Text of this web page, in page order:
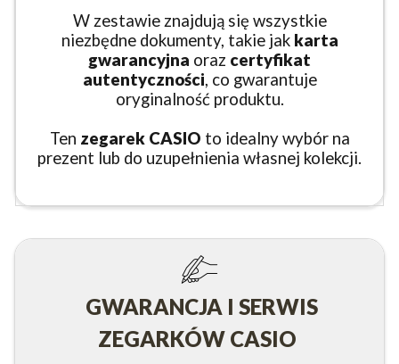
W zestawie znajdują się wszystkie
niezbędne dokumenty, takie jak karta
gwarancyjna oraz certyfikat
autentyczności, co gwarantuje
oryginalność produktu.
Ten zegarek CASIO to idealny wybór na
prezent lub do uzupełnienia własnej kolekcji.
GWARANCJA I SERWIS
ZEGARKÓW CASIO